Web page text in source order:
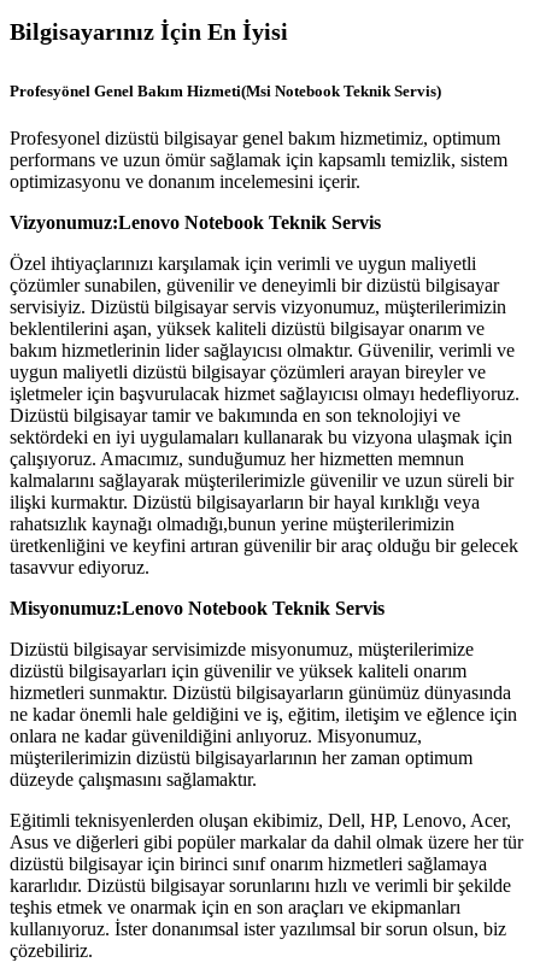
Bilgisayarınız İçin En İyisi
Profesyönel Genel Bakım Hizmeti(Msi Notebook Teknik Servis)
Profesyonel dizüstü bilgisayar genel bakım hizmetimiz, optimum
performans ve uzun ömür sağlamak için kapsamlı temizlik, sistem
optimizasyonu ve donanım incelemesini içerir.
Vizyonumuz:Lenovo Notebook Teknik Servis
Özel ihtiyaçlarınızı karşılamak için verimli ve uygun maliyetli
çözümler sunabilen, güvenilir ve deneyimli bir dizüstü bilgisayar
servisiyiz. Dizüstü bilgisayar servis vizyonumuz, müşterilerimizin
beklentilerini aşan, yüksek kaliteli dizüstü bilgisayar onarım ve
bakım hizmetlerinin lider sağlayıcısı olmaktır. Güvenilir, verimli ve
uygun maliyetli dizüstü bilgisayar çözümleri arayan bireyler ve
işletmeler için başvurulacak hizmet sağlayıcısı olmayı hedefliyoruz.
Dizüstü bilgisayar tamir ve bakımında en son teknolojiyi ve
sektördeki en iyi uygulamaları kullanarak bu vizyona ulaşmak için
çalışıyoruz. Amacımız, sunduğumuz her hizmetten memnun
kalmalarını sağlayarak müşterilerimizle güvenilir ve uzun süreli bir
ilişki kurmaktır. Dizüstü bilgisayarların bir hayal kırıklığı veya
rahatsızlık kaynağı olmadığı,bunun yerine müşterilerimizin
üretkenliğini ve keyfini artıran güvenilir bir araç olduğu bir gelecek
tasavvur ediyoruz.
Misyonumuz:Lenovo Notebook Teknik Servis
Dizüstü bilgisayar servisimizde misyonumuz, müşterilerimize
dizüstü bilgisayarları için güvenilir ve yüksek kaliteli onarım
hizmetleri sunmaktır. Dizüstü bilgisayarların günümüz dünyasında
ne kadar önemli hale geldiğini ve iş, eğitim, iletişim ve eğlence için
onlara ne kadar güvenildiğini anlıyoruz. Misyonumuz,
müşterilerimizin dizüstü bilgisayarlarının her zaman optimum
düzeyde çalışmasını sağlamaktır.
Eğitimli teknisyenlerden oluşan ekibimiz, Dell, HP, Lenovo, Acer,
Asus ve diğerleri gibi popüler markalar da dahil olmak üzere her tür
dizüstü bilgisayar için birinci sınıf onarım hizmetleri sağlamaya
kararlıdır. Dizüstü bilgisayar sorunlarını hızlı ve verimli bir şekilde
teşhis etmek ve onarmak için en son araçları ve ekipmanları
kullanıyoruz. İster donanımsal ister yazılımsal bir sorun olsun, biz
çözebiliriz.